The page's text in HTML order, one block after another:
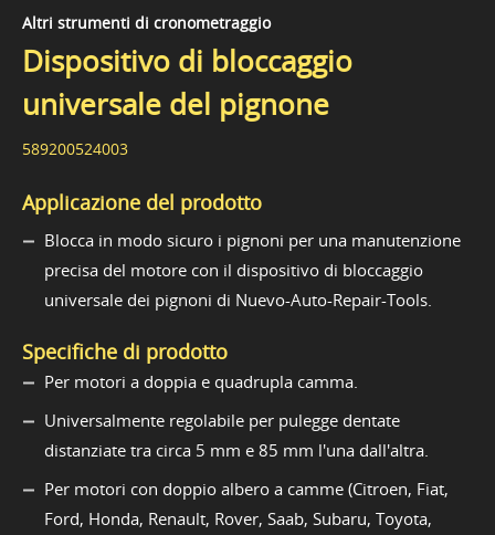
Altri strumenti di cronometraggio
Dispositivo di bloccaggio
universale del pignone
589200524003
Applicazione del prodotto
Blocca in modo sicuro i pignoni per una manutenzione
precisa del motore con il dispositivo di bloccaggio
universale dei pignoni di Nuevo-Auto-Repair-Tools.
Specifiche di prodotto
Per motori a doppia e quadrupla camma.
Universalmente regolabile per pulegge dentate
distanziate tra circa 5 mm e 85 mm l'una dall'altra.
Per motori con doppio albero a camme (Citroen, Fiat,
Ford, Honda, Renault, Rover, Saab, Subaru, Toyota,